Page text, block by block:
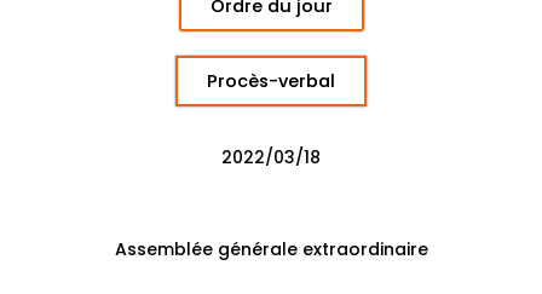
Ordre du jour
Procès-verbal
2022/03/18
Assemblée générale extraordinaire